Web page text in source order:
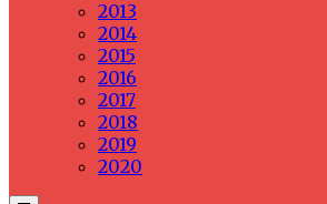
2013
2014
2015
2016
2017
2018
2019
2020